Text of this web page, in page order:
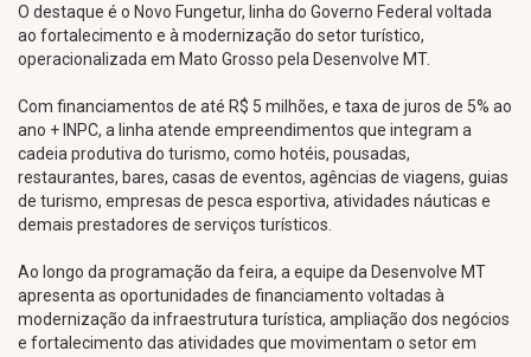
O destaque é o Novo Fungetur, linha do Governo Federal voltada
ao fortalecimento e à modernização do setor turístico,
operacionalizada em Mato Grosso pela Desenvolve MT.
Com financiamentos de até R$ 5 milhões, e taxa de juros de 5% ao
ano + INPC, a linha atende empreendimentos que integram a
cadeia produtiva do turismo, como hotéis, pousadas,
restaurantes, bares, casas de eventos, agências de viagens, guias
de turismo, empresas de pesca esportiva, atividades náuticas e
demais prestadores de serviços turísticos.
Ao longo da programação da feira, a equipe da Desenvolve MT
apresenta as oportunidades de financiamento voltadas à
modernização da infraestrutura turística, ampliação dos negócios
e fortalecimento das atividades que movimentam o setor em